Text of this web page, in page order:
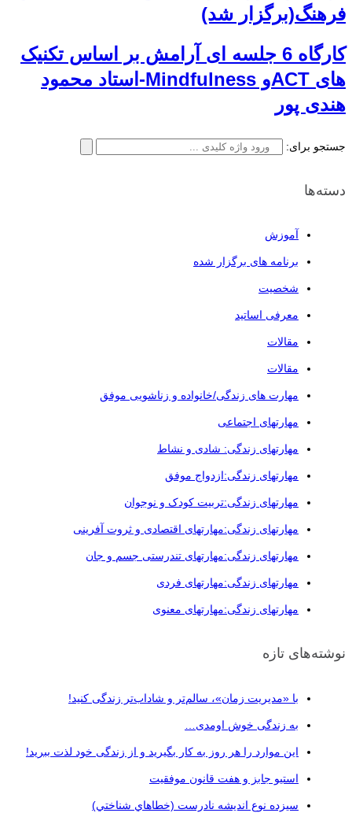
فرهنگ(برگزار شد)
کارگاه 6 جلسه ای آرامش بر اساس تکنیک
های ACTو Mindfulness-استاد محمود
هندی پور
جستجو برای:
دسته‌ها
آموزش
برنامه های برگزار شده
شخصیت
معرفی اساتید
مقالات
مقالات
مهارت های زندگی/خانواده و زناشویی موفق
مهارتهای اجتماعی
مهارتهای زندگی: شادی و نشاط
مهارتهای زندگی:ازدواج موفق
مهارتهای زندگی:تربیت کودک و نوجوان
مهارتهای زندگی:مهارتهای اقتصادی و ثروت آفرینی
مهارتهای زندگی:مهارتهای تندرستی جسم و جان
مهارتهای زندگی:مهارتهای فردی
مهارتهای زندگی:مهارتهای معنوی
نوشته‌های تازه
با «مدیریت زمان»، سالم‌تر و شاداب‌تر زندگی کنید!
به زندگی خوش اومدی…
این موارد را هر روز به کار بگیرید و از زندگی خود لذت ببرید!
استیو جابز و هفت قانون موفقیت
سيزده نوع انديشه نادرست (خطاهاي شناختي)